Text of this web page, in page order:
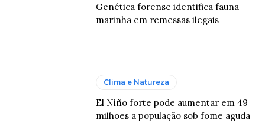
Genética forense identifica fauna
marinha em remessas ilegais
Clima e Natureza
El Niño forte pode aumentar em 49
milhões a população sob fome aguda